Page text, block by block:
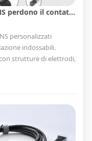
Perché gli elettrodi auricolari taVNS perdono il contatto con la pelle e come i team addetti al prodotto possono ridurlo
personalizzati
indossabili.
strutture di elettrodi,
personalizzati per
e coerente.